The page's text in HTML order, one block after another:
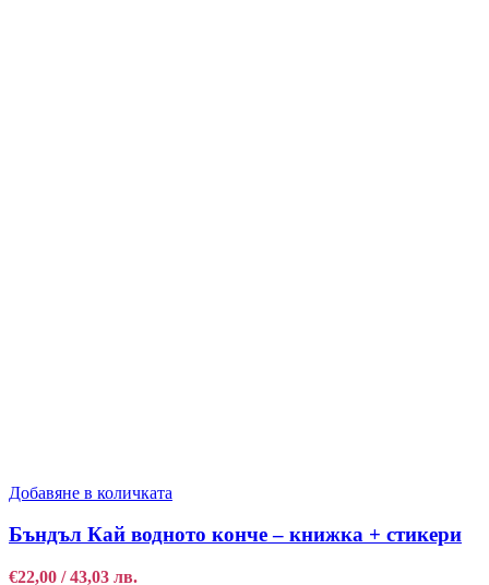
Добавяне в количката
Бъндъл Кай водното конче – книжка + стикери
€22,00 / 43,03 лв.